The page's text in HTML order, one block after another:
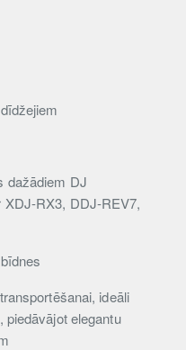
dažādiem DJ
XDJ-RX3, DDJ-REV7,
ideāli
elegantu